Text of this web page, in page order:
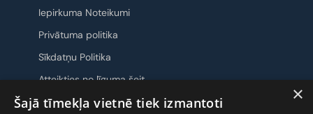
Iepirkuma Noteikumi
Privātuma politika
Sīkdatņu Politika
Atteikties no līguma šeit
×
Šajā tīmekļa vietnē tiek izmantoti